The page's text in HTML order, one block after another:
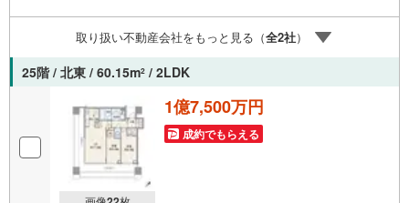
取り扱い不動産会社をもっと見る（全2社）
25階 / 北東 / 60.15m2 / 2LDK
1億7,500万円
成約でもらえる